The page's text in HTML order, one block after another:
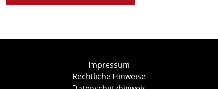
Impressum
Rechtliche Hinweise